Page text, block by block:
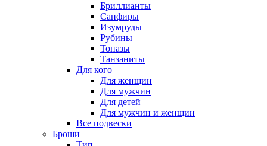
Бриллианты
Сапфиры
Изумруды
Рубины
Топазы
Танзаниты
Для кого
Для женщин
Для мужчин
Для детей
Для мужчин и женщин
Все подвески
Броши